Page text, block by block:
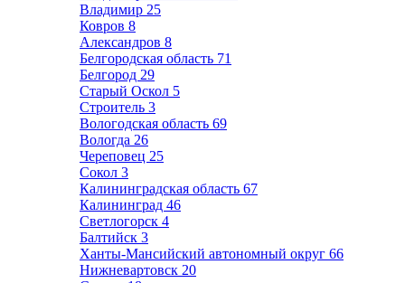
Владимир 25
Ковров 8
Александров 8
Белгородская область 71
Белгород 29
Старый Оскол 5
Строитель 3
Вологодская область 69
Вологда 26
Череповец 25
Сокол 3
Калининградская область 67
Калининград 46
Светлогорск 4
Балтийск 3
Ханты-Мансийский автономный округ 66
Нижневартовск 20